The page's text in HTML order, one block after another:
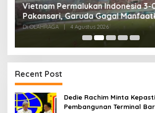
Vietnam Permalukan Indonesia 3-
Pakansari, Garuda Gagal
Kandang
Di OLAHRAGA | 4 Agustus 2026
Recent Post
Dedie Rachim Minta
Pembangunan Terminal